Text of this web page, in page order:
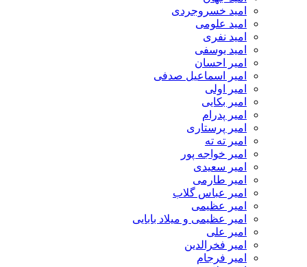
امید خسروجردی
امید علومی
امید نفری
امید یوسفی
امیر احسان
امیر اسماعیل صدفی
امیر اولی
امیر بکایی
امیر پدرام
امیر پرستاری
امیر ته ته
امیر خواجه پور
امیر سعیدی
امیر طارمی
امیر عباس گلاب
امیر عظیمی
امیر عظیمی و میلاد بابایی
امیر علی
امیر فخرالدین
امیر فرجام